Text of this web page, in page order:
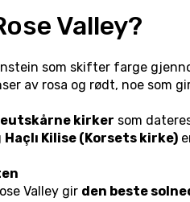
Valley?
som skifter farge
av rosa og rødt, noe som
kirker
Haçlı Kilise (Korsets kirke)
Valley gir den beste